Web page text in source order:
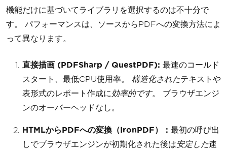
機能だけに基づいてライブラリを選択するのは不十分で
す。 パフォーマンスは、ソースからPDFへの変換方法によ
って異なります。
直接描画 (PDFSharp / QuestPDF): 最速のコールド
スタート、最低CPU使用率。 構造化されたテキストや
表形式のレポート作成に効率的です。 ブラウザエンジ
ンのオーバーヘッドなし。
HTMLからPDFへの変換（IronPDF）： 最初の呼び出
しでブラウザエンジンが初期化された後は安定した速